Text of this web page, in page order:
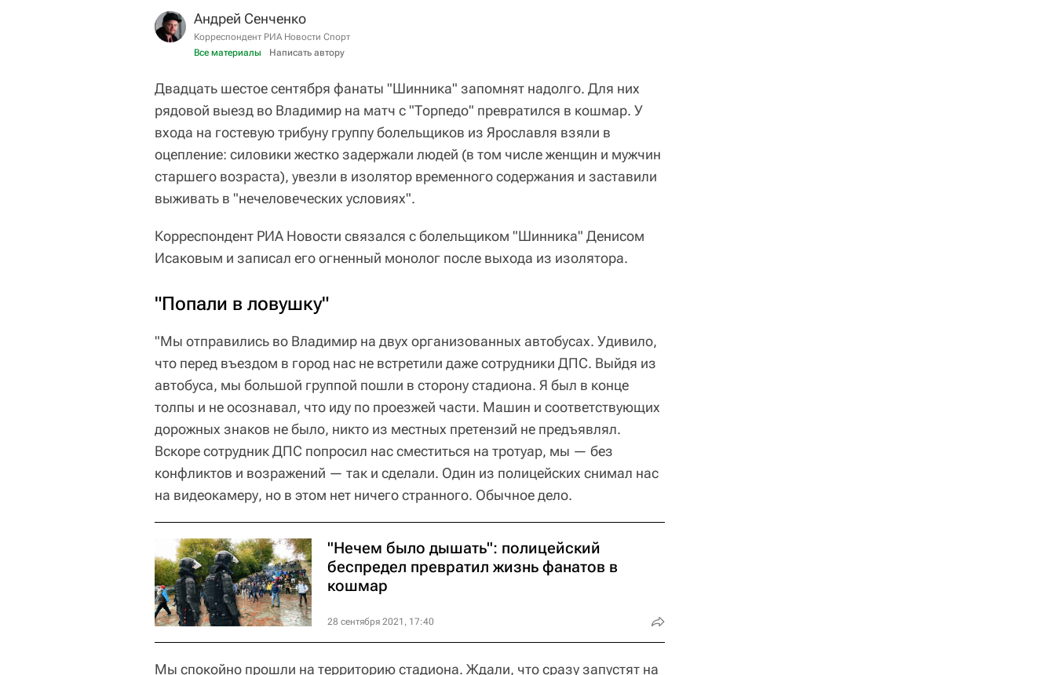
Андрей Сенченко
Корреспондент РИА Новости Спорт
Все материалы
Написать автору
Двадцать шестое сентября фанаты "Шинника" запомнят надолго. Для них
рядовой выезд во Владимир на матч с "Торпедо" превратился в кошмар. У
входа на гостевую трибуну группу болельщиков из Ярославля взяли в
оцепление: силовики жестко задержали людей (в том числе женщин и мужчин
старшего возраста), увезли в изолятор временного содержания и заставили
выживать в "нечеловеческих условиях".
Корреспондент РИА Новости связался с болельщиком "Шинника" Денисом
Исаковым и записал его огненный монолог после выхода из изолятора.
"Попали в ловушку"
"Мы отправились во Владимир на двух организованных автобусах. Удивило,
что перед въездом в город нас не встретили даже сотрудники ДПС. Выйдя из
автобуса, мы большой группой пошли в сторону стадиона. Я был в конце
толпы и не осознавал, что иду по проезжей части. Машин и соответствующих
дорожных знаков не было, никто из местных претензий не предъявлял.
Вскоре сотрудник ДПС попросил нас сместиться на тротуар, мы — без
конфликтов и возражений — так и сделали. Один из полицейских снимал нас
на видеокамеру, но в этом нет ничего странного. Обычное дело.
"Нечем было дышать": полицейский
беспредел превратил жизнь фанатов в
кошмар
28 сентября 2021, 17:40
Мы спокойно прошли на территорию стадиона. Ждали, что сразу запустят на